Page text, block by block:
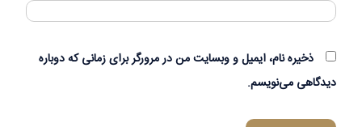
ذخیره نام، ایمیل و وبسایت من در مرورگر برای زمانی که دوباره
دیدگاهی می‌نویسم.